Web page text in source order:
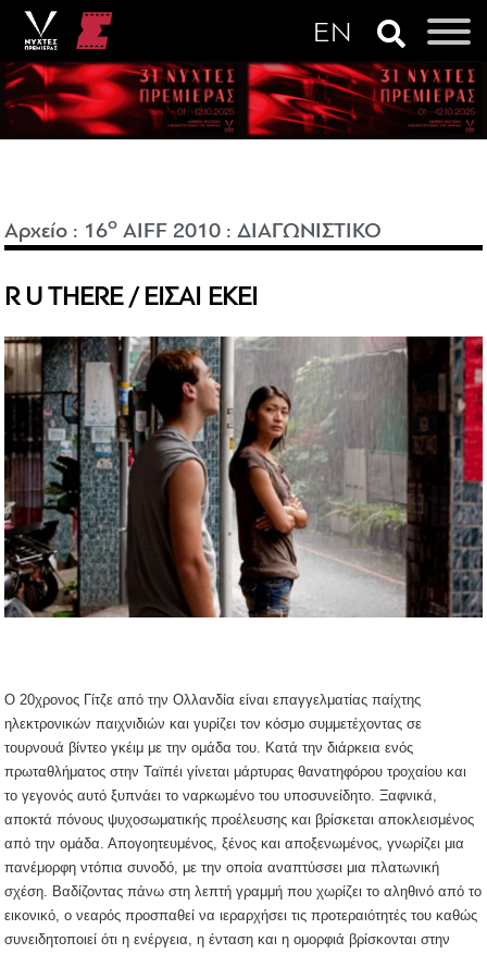
Αρχείο : 16o AIFF 2010 :ΔΙΑΓΩΝΙΣΤΙΚΟ
R U THERE / ΕΙΣΑΙ ΕΚΕΙ
Ο 20χρονος Γίτζε από την Ολλανδία είναι επαγγελματίας παίχτης
ηλεκτρονικών παιχνιδιών και γυρίζει τον κόσμο συμμετέχοντας σε
τουρνουά βίντεο γκέιμ με την ομάδα του. Κατά την διάρκεια ενός
πρωταθλήματος στην Ταϊπέι γίνεται μάρτυρας θανατηφόρου τροχαίου και
το γεγονός αυτό ξυπνάει το ναρκωμένο του υποσυνείδητο. Ξαφνικά,
αποκτά πόνους ψυχοσωματικής προέλευσης και βρίσκεται αποκλεισμένος
από την ομάδα. Απογοητευμένος, ξένος και αποξενωμένος, γνωρίζει μια
πανέμορφη ντόπια συνοδό, με την οποία αναπτύσσει μια πλατωνική
σχέση. Βαδίζοντας πάνω στη λεπτή γραμμή που χωρίζει το αληθινό από το
εικονικό, ο νεαρός προσπαθεί να ιεραρχήσει τις προτεραιότητές του καθώς
συνειδητοποιεί ότι η ενέργεια, η ένταση και η ομορφιά βρίσκονται στην